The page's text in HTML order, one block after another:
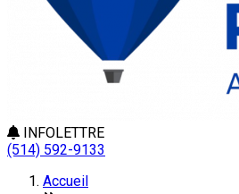
INFOLETTRE
(514) 592-9133
Accueil